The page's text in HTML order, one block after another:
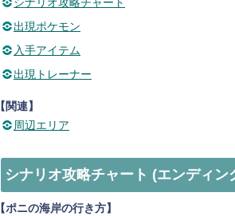
出現ポケモン
入手アイテム
出現トレーナー
【関連】
周辺エリア
シナリオ攻略チャート (エンディン
【ポニの海岸の行き方】